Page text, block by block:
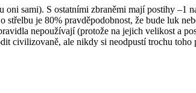
sami). S ostatními zbraněmi mají postihy –1
je 80% pravděpodobnost, že bude luk
nepoužívají (protože na jejich velikost a
civilizovaně, ale nikdy si neodpustí trochu